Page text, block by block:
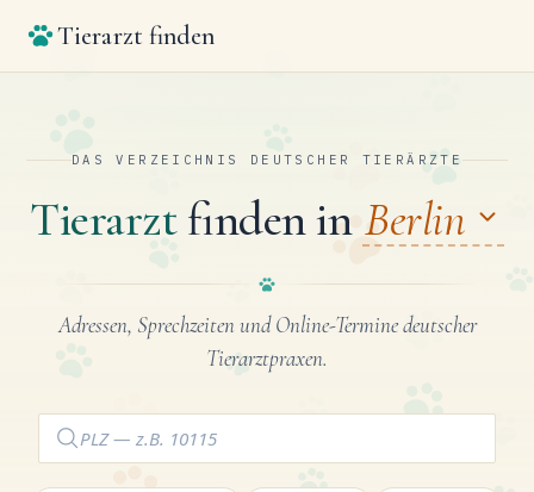
Tierarzt finden
DAS VERZEICHNIS DEUTSCHER TIERÄRZTE
Tierarztfinden in Berlin
Adressen, Sprechzeiten und Online-Termine deutscher
Tierarztpraxen.